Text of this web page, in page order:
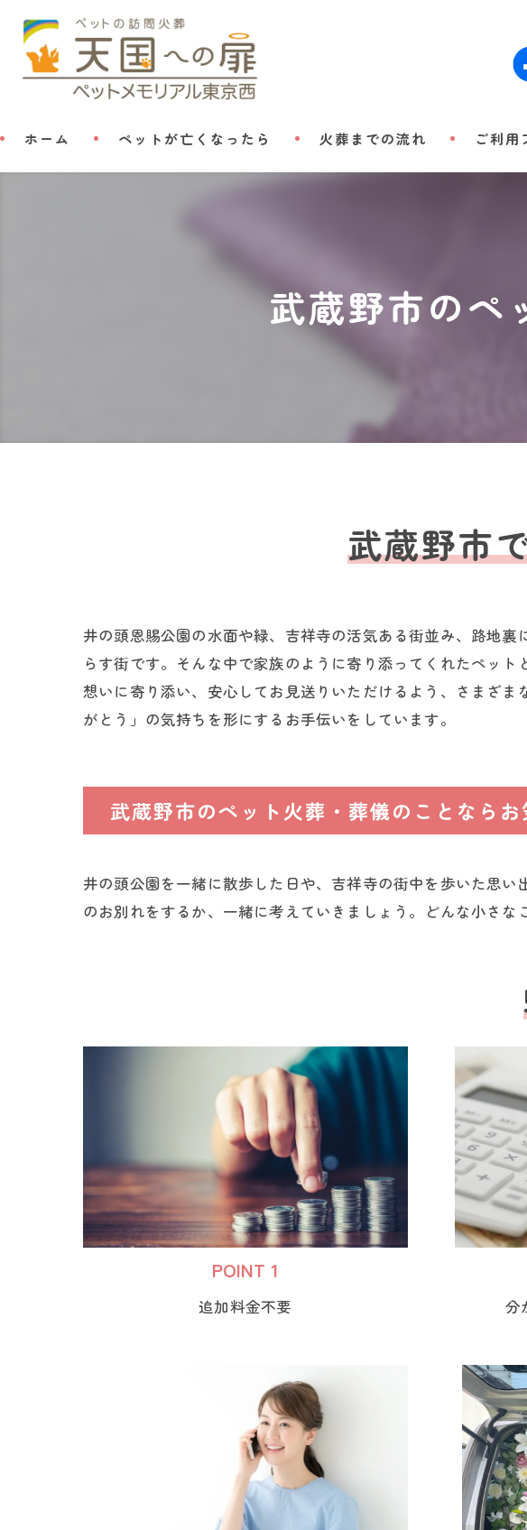
ホーム ペットが亡くなったら 火葬までの流れ ご利用
武蔵野市のペ
武蔵野市
井の頭恩賜公園の水面や緑、吉祥寺の活気ある街並み、路地
らす街です。そんな中で家族のように寄り添ってくれたペッ
想いに寄り添い、安心してお見送りいただけるよう、さまざ
がとう」の気持ちを形にするお手伝いをしています。
武蔵野市のペット火葬・葬儀のことなら
井の頭公園を一緒に散歩した日や、吉祥寺の街中を歩いた思
のお別れをするか、一緒に考えていきましょう。どんな小さな
POINT 1
追加料金不要 分